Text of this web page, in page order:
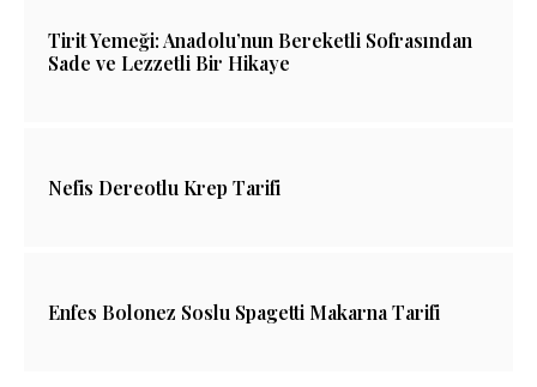
Tirit Yemeği: Anadolu’nun Bereketli Sofrasından
Sade ve Lezzetli Bir Hikaye
Nefis Dereotlu Krep Tarifi
Enfes Bolonez Soslu Spagetti Makarna Tarifi